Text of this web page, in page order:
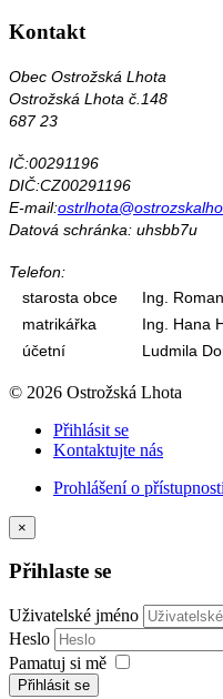
Kontakt
Obec Ostrožská Lhota
Ostrožská Lhota č.148
687 23
IČ:00291196
DIČ:CZ00291196
E-mail:
Datová schránka: uhsbb7u
Telefon:
starosta obce
Ing.
matrikářka
Ing. Hana
účetní
Ludmila
© 2026 Ostrožská Lhota
Přihlásit se
Kontaktujte nás
Prohlášení o přístupnosti
×
Přihlaste se
Uživatelské jméno
Heslo
Pamatuj si mě
Přihlásit se